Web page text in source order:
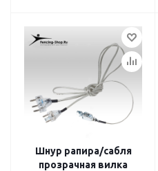
Шнур рапира/сабля
прозрачная вилка